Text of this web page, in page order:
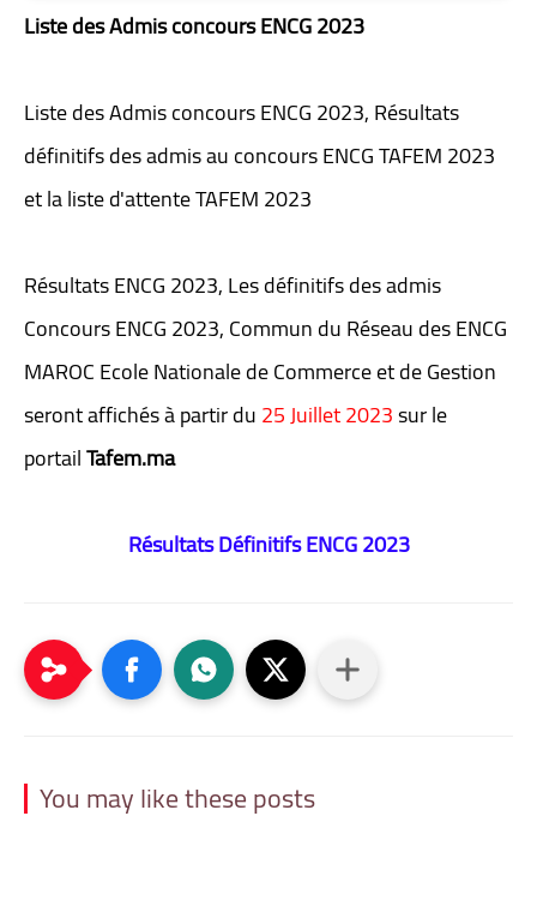
Liste des Admis concours ENCG 2023
Liste des Admis concours ENCG 2023, Résultats
définitifs des admis au concours ENCG TAFEM 2023
et la liste d'attente TAFEM 2023
Résultats ENCG 2023, Les définitifs des admis
Concours ENCG 2023, Commun du Réseau des ENCG
MAROC Ecole Nationale de Commerce et de Gestion
seront affichés à partir du25 Juillet 2023sur le
portailTafem.ma
Résultats Définitifs ENCG 2023
You may like these posts